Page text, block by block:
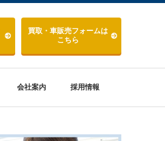
買取・車販売フォームは
こちら
会社案内 採用情報